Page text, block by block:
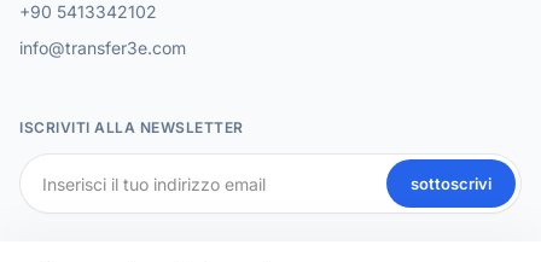
+90 5413342102
info@transfer3e.com
ISCRIVITI ALLA NEWSLETTER
sottoscrivi